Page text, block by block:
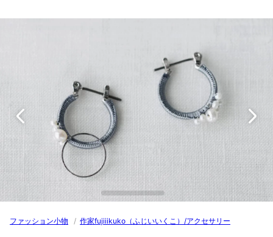
ファッション小物 / 作家fujiiikuko（ふじいいくこ）/アクセサリー